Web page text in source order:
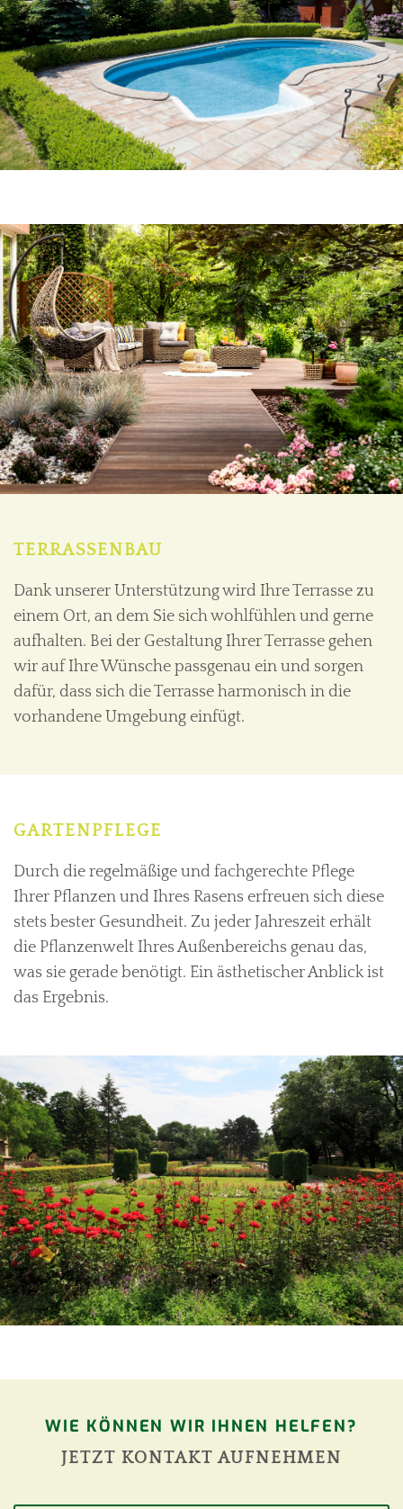
TERRASSENBAU
Dank unserer Unterstützung wird Ihre Terrasse zu
einem Ort, an dem Sie sich wohlfühlen und gerne
aufhalten. Bei der Gestaltung Ihrer Terrasse gehen
wir auf Ihre Wünsche passgenau ein und sorgen
dafür, dass sich die Terrasse harmonisch in die
vorhandene Umgebung einfügt.
GARTENPFLEGE
Durch die regelmäßige und fachgerechte Pflege
Ihrer Pflanzen und Ihres Rasens erfreuen sich diese
stets bester Gesundheit. Zu jeder Jahreszeit erhält
die Pflanzenwelt Ihres Außenbereichs genau das,
was sie gerade benötigt. Ein ästhetischer Anblick ist
das Ergebnis.
WIE KÖNNEN WIR IHNEN HELFEN?
JETZT KONTAKT AUFNEHMEN